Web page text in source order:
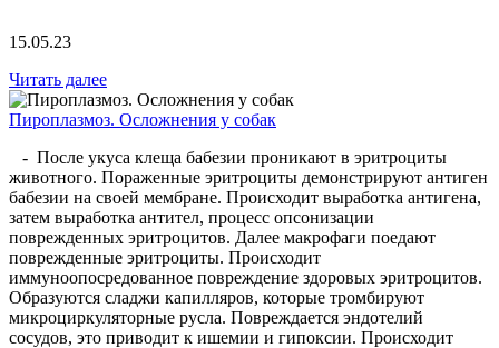
15.05.23
Читать далее
Пироплазмоз. Осложнения у собак
- После укуса клеща бабезии проникают в эритроциты
животного. Пораженные эритроциты демонстрируют антиген
бабезии на своей мембране. Происходит выработка антигена,
затем выработка антител, процесс опсонизации
поврежденных эритроцитов. Далее макрофаги поедают
поврежденные эритроциты. Происходит
иммуноопосредованное повреждение здоровых эритроцитов.
Образуются сладжи капилляров, которые тромбируют
микроциркуляторные русла. Повреждается эндотелий
сосудов, это приводит к ишемии и гипоксии. Происходит